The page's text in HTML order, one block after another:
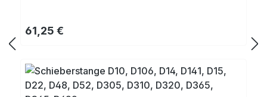
Regulärer Preis:
61,25 €